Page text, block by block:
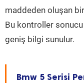
maddeden oluşan
Bu kontroller sonucu
geniş bilgi sunulur.
Bmw 5 Serisi